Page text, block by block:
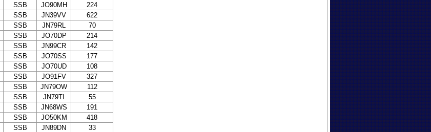
SSB JO90MH
224
SSB JN39VV
622
SSB JN79RL
70
SSB JO70DP
214
SSB JN99CR
142
SSB JO70SS
177
SSB JO70UD
108
SSB JO91FV
327
SSB JN79OW
112
SSB JN79TI
55
SSB JN68WS
191
SSB JO50KM
418
SSB JN89DN 33